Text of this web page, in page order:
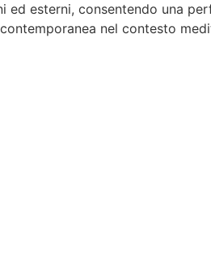
ed esterni, consentendo una
nel contesto